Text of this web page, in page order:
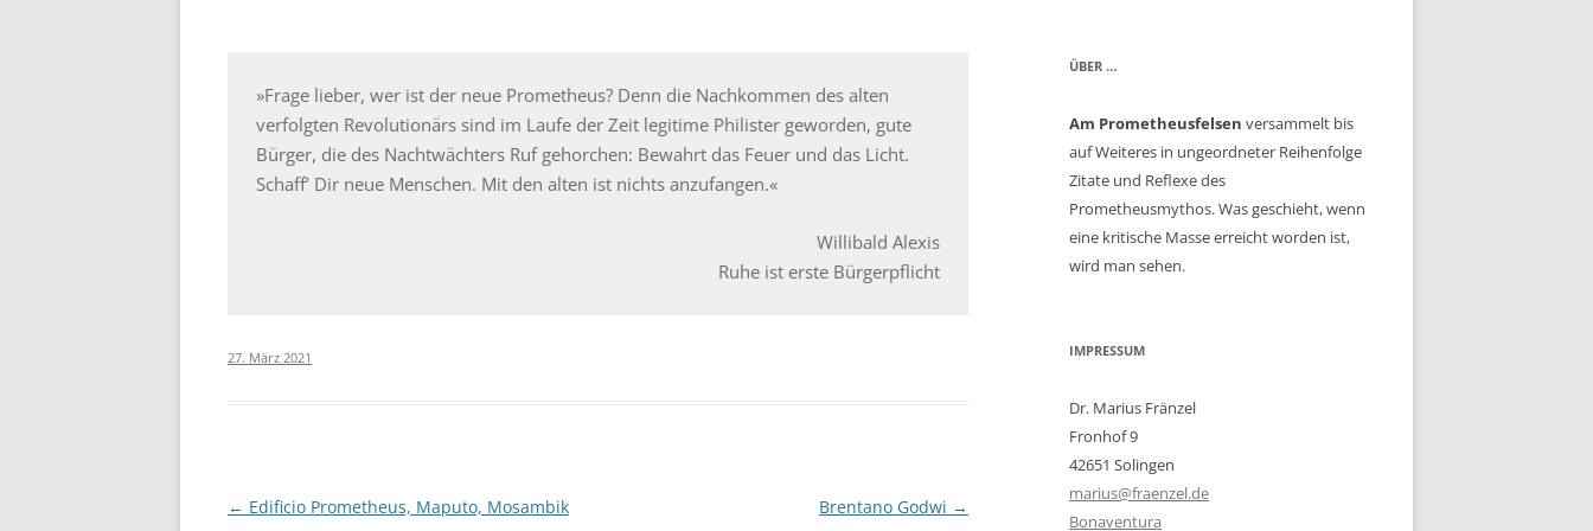
»Frage lieber, wer ist der neue Prometheus? Denn die Nachkommen des alten
verfolgten Revolutionärs sind im Laufe der Zeit legitime Philister geworden, gute
Bürger, die des Nachtwächters Ruf gehorchen: Bewahrt das Feuer und das Licht.
Schaff’ Dir neue Menschen. Mit den alten ist nichts anzufangen.«
Willibald Alexis
Ruhe ist erste Bürgerpflicht
27. März 2021
Beitragsnavigation
← Edificio Prometheus, Maputo, Mosambik Brentano Godwi →
ÜBER …
Am Prometheusfelsen versammelt bis
auf Weiteres in ungeordneter Reihenfolge
Zitate und Reflexe des
Prometheusmythos. Was geschieht, wenn
eine kritische Masse erreicht worden ist,
wird man sehen.
IMPRESSUM
Dr. Marius Fränzel
Fronhof 9
42651 Solingen
marius@fraenzel.de
Bonaventura